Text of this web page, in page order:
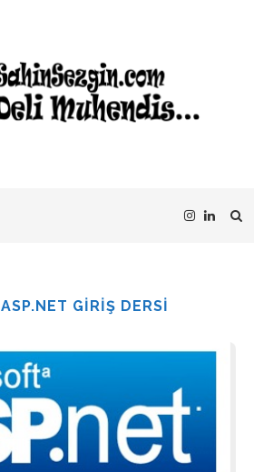
ASP.NET GIRIŞ DERSI